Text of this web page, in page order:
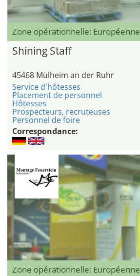
Zone opérationnelle: Européenne
Shining Staff
45468 Mülheim an der Ruhr
Service d'hôtesses
Placement de personnel
Hôtesses
Prospecteurs, recruteuses
Personnel de foire
Correspondance:
Zone opérationnelle: Européenne